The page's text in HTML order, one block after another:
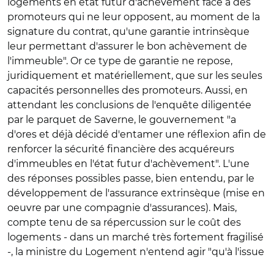
promoteurs qui ne leur opposent, au moment de la
signature du contrat, qu'une garantie intrinsèque
leur permettant d'assurer le bon achèvement de
l'immeuble". Or ce type de garantie ne repose,
juridiquement et matériellement, que sur les seules
capacités personnelles des promoteurs. Aussi, en
attendant les conclusions de l'enquête diligentée
par le parquet de Saverne, le gouvernement "a
d'ores et déjà décidé d'entamer une réflexion afin de
renforcer la sécurité financière des acquéreurs
d'immeubles en l'état futur d'achèvement". L'une
des réponses possibles passe, bien entendu, par le
développement de l'assurance extrinsèque (mise en
oeuvre par une compagnie d'assurances). Mais,
compte tenu de sa répercussion sur le coût des
logements - dans un marché très fortement fragilisé
-, la ministre du Logement n'entend agir "qu'à l'issue